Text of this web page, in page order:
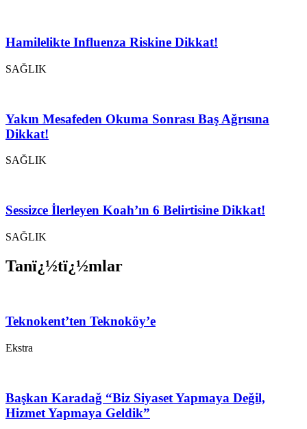
Hamilelikte Influenza Riskine Dikkat!
SAĞLIK
Yakın Mesafeden Okuma Sonrası Baş Ağrısına
Dikkat!
SAĞLIK
Sessizce İlerleyen Koah’ın 6 Belirtisine Dikkat!
SAĞLIK
Tanï¿½tï¿½mlar
Teknokent’ten Teknoköy’e
Ekstra
Başkan Karadağ “Biz Siyaset Yapmaya Değil,
Hizmet Yapmaya Geldik”